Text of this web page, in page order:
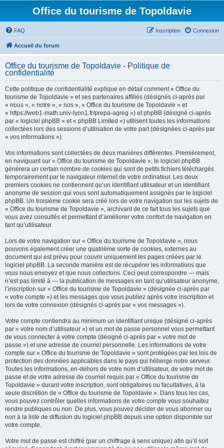
Office du tourisme de Topoldavie
FAQ Connexion
Inscription
Accueil du forum
Office du tourisme de Topoldavie - Politique de
confidentialité
Cette politique de confidentialité explique en détail comment « Office du
tourisme de Topoldavie » et ses partenaires affiliés (désignés ci-après par
« nous », « notre », « nos », « Office du tourisme de Topoldavie » et
« https://web1-math.univ-lyon1.fr/prepa-agreg ») et phpBB (désigné ci-après
par « logiciel phpBB » et « phpBB Limited ») utilisent toutes les informations
collectées lors des sessions d’utilisation de votre part (désignées ci-après par
« vos informations »).
Vos informations sont collectées de deux manières différentes. Premièrement,
en naviguant sur « Office du tourisme de Topoldavie », le logiciel phpBB
génèrera un certain nombre de cookies qui sont de petits fichiers téléchargés
temporairement par le navigateur internet de votre ordinateur. Les deux
premiers cookies ne contiennent qu’un identifiant utilisateur et un identifiant
anonyme de session qui vous sont automatiquement assignés par le logiciel
phpBB. Un troisième cookie sera créé lors de votre navigation sur les sujets de
« Office du tourisme de Topoldavie », archivant de ce fait tous les sujets que
vous avez consultés et permettant d’améliorer votre confort de navigation en
tant qu’utilisateur.
Lors de votre navigation sur « Office du tourisme de Topoldavie », nous
pouvons également créer une quatrième sorte de cookies, externes au
document qui est prévu pour couvrir uniquement les pages créées par le
logiciel phpBB. La seconde manière est de récupérer les informations que
vous nous envoyez et que nous collectons. Ceci peut correspondre — mais
n’est pas limité à — la publication de messages en tant qu’utilisateur anonyme,
l’inscription sur « Office du tourisme de Topoldavie » (désignée ci-après par
« votre compte ») et les messages que vous publiez après votre inscription et
lors de votre connexion (désignés ci-après par « vos messages »).
Votre compte contiendra au minimum un identifiant unique (désigné ci-après
par « votre nom d’utilisateur ») et un mot de passe personnel vous permettant
de vous connecter à votre compte (désigné ci-après par « votre mot de
passe ») et une adresse de courriel personnelle. Les informations de votre
compte sur « Office du tourisme de Topoldavie » sont protégées par les lois de
protection des données applicables dans le pays qui héberge notre serveur.
Toutes les informations, en-dehors de votre nom d’utilisateur, de votre mot de
passe et de votre adresse de courriel requis par « Office du tourisme de
Topoldavie » durant votre inscription, sont obligatoires ou facultatives, à la
seule discrétion de « Office du tourisme de Topoldavie ». Dans tous les cas,
vous pouvez contrôler quelles informations de votre compte vous souhaitez
rendre publiques ou non. De plus, vous pouvez décider de vous abonner ou
non à la liste de diffusion du logiciel phpBB depuis une option disponible sur
votre compte.
Votre mot de passe est chiffré (par un chiffrage à sens unique) afin qu’il soit